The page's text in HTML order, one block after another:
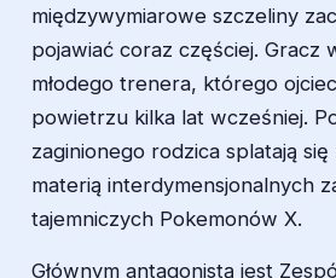
międzywymiarowe szczeliny
pojawiać coraz częściej. Gracz
młodego trenera, którego
powietrzu kilka lat wcześniej.
zaginionego rodzica splatają się
materią interdymensjonalnych
tajemniczych Pokemonów X.
Głównym antagonistą jest